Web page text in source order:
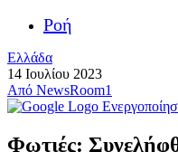
Ροή
Ελλάδα
14 Ιουλίου 2023
Από NewsRoom1
Φωτιές: